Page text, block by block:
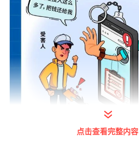
点击查看完整内容